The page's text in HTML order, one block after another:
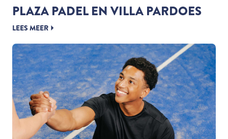
PLAZA PADEL EN VILLA PARDOES
LEES MEER